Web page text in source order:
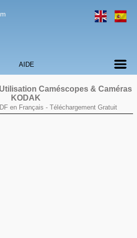
AIDE
Caméscopes & Caméras
KODAK
en Français - Téléchargement Gratuit